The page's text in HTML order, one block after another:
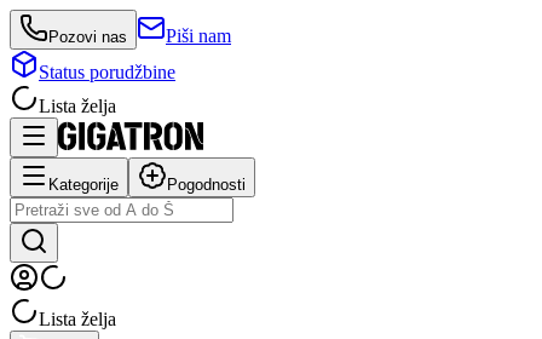
Pozovi nas
Piši nam
Status porudžbine
Lista želja
Kategorije Pogodnosti
Lista želja